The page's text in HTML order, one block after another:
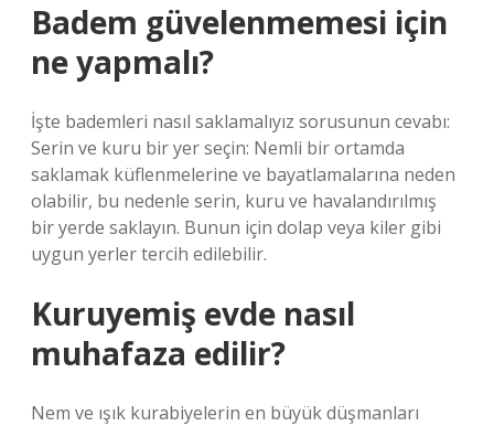
Badem güvelenmemesi için
ne yapmalı?
İşte bademleri nasıl saklamalıyız sorusunun cevabı:
Serin ve kuru bir yer seçin: Nemli bir ortamda
saklamak küflenmelerine ve bayatlamalarına neden
olabilir, bu nedenle serin, kuru ve havalandırılmış
bir yerde saklayın. Bunun için dolap veya kiler gibi
uygun yerler tercih edilebilir.
Kuruyemiş evde nasıl
muhafaza edilir?
Nem ve ışık kurabiyelerin en büyük düşmanları